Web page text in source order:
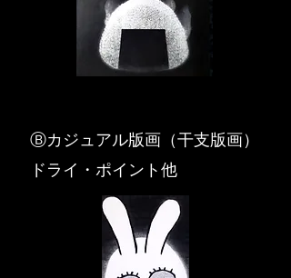
​Ⓑカジュアル版画（干支版画）
ドライ・ポイント他